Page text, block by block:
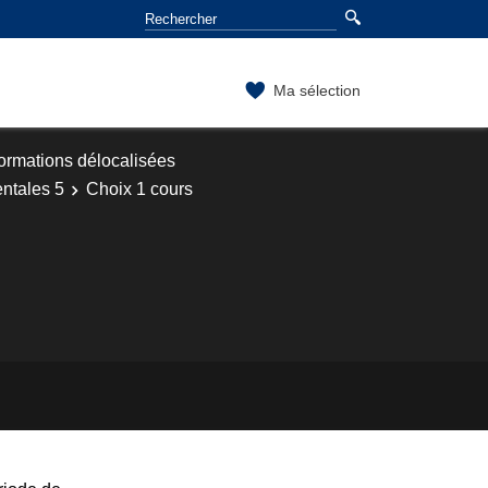
Ma sélection
délocalisées
5
Choix 1 cours